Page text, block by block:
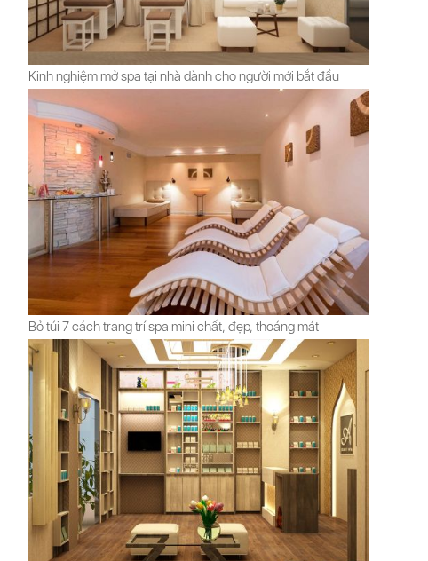
Kinh nghiệm mở spa tại nhà dành cho người mới bắt đầu
Bỏ túi 7 cách trang trí spa mini chất, đẹp, thoáng mát